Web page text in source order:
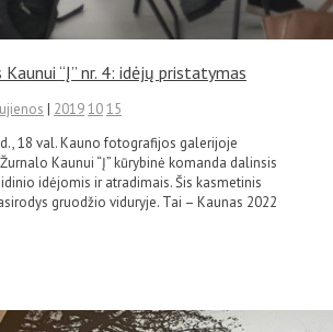
“Į” nr. 4: idėjų pristatymas
| 20191015
18 val. Kauno fotografijos galerijoje
Kaunui “Į” kūrybinė komanda dalinsis
idėjomis ir atradimais. Šis kasmetinis
gruodžio viduryje. Tai – Kaunas 2022